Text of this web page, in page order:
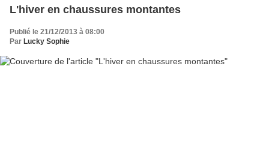
L'hiver en chaussures montantes
Publié le 21/12/2013 à 08:00
Par Lucky Sophie